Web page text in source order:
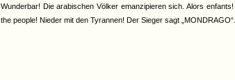
Wunderbar! Die arabischen Völker emanzipieren sich. Alors
the people! Nieder mit den Tyrannen! Der Sieger sagt „MONDRAGO“.